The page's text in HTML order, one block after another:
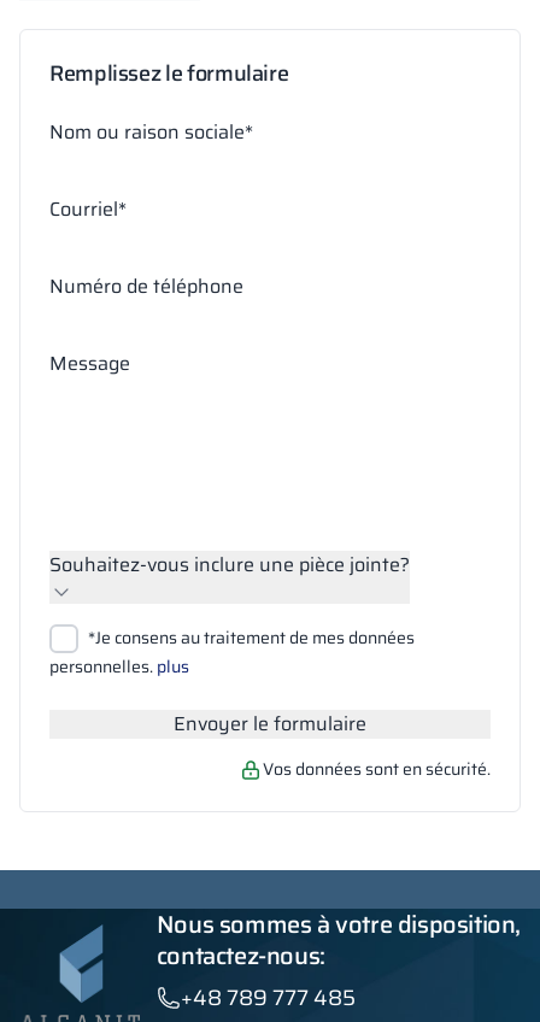
Remplissez le formulaire
Nom ou raison sociale*
Courriel*
Numéro de téléphone
Message
Souhaitez-vous inclure une pièce jointe?
Joindre des fichiers
Rechercher
*Je consens au traitement de mes données
personnelles.plus
Envoyer le formulaire
Vos données sont en sécurité.
Nous sommes à votre disposition,
contactez-nous:
+48 789 777 485